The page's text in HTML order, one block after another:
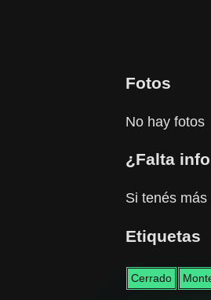
Fotos
No hay fotos
¿Falta
Si tenés
Etiquetas
Cerrado